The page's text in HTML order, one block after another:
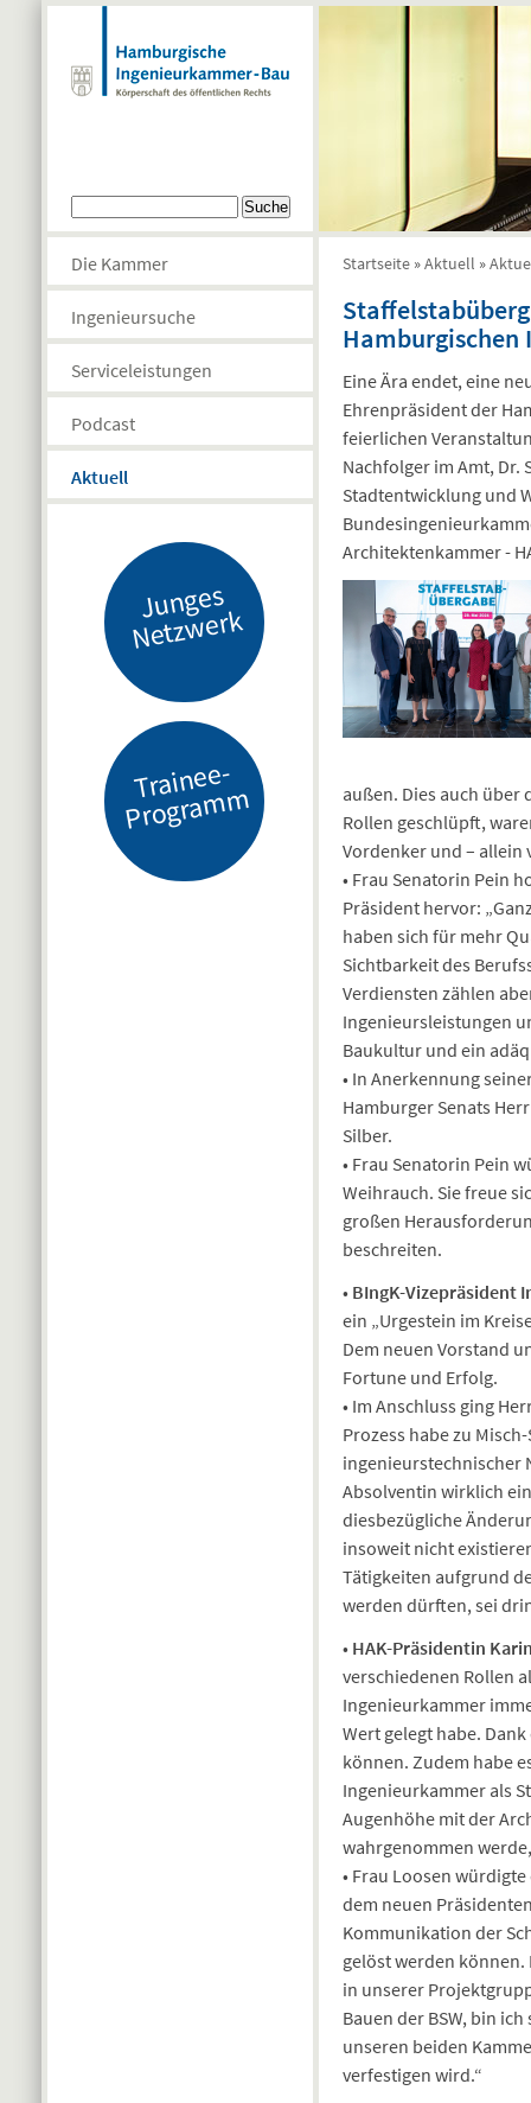
Direkt zum Inhalt
Suchformular
Die Kammer
Ingenieursuche
Serviceleistungen
Podcast
Aktuell
J
u
n
g
es
N
etz
w
er
k
Tr
ai
n
e
e-
Pr
o
gr
a
m
m
Sie sind hier
Startseite »Aktuell »
Hamburgischen
Eine Ära endet, eine
Ehrenpräsident der
feierlichen
Nachfolger im Amt,
Stadtentwicklung und
Architektenkammer -
außen. Dies auch über
Rollen geschlüpft,
Vordenker und – allein
• Frau Senatorin Pein
Präsident hervor:
haben sich für mehr
Sichtbarkeit des
Verdiensten zählen
Ingenieursleistungen
Baukultur und ein
• In Anerkennung
Hamburger Senats
Silber.
• Frau Senatorin Pein
Weihrauch. Sie freue
großen
beschreiten.
• BIngK-Vizepräsident
ein „Urgestein im
Dem neuen Vorstand
Fortune und Erfolg.
• Im Anschluss ging
Prozess habe zu
ingenieurstechnischer
Absolventin wirklich
diesbezügliche
insoweit nicht
Tätigkeiten aufgrund
werden dürften, sei
• HAK-Präsidentin
verschiedenen Rollen
Ingenieurkammer
Wert gelegt habe.
können. Zudem habe
Ingenieurkammer als
Augenhöhe mit der
wahrgenommen
• Frau Loosen
dem neuen
Kommunikation der
gelöst werden können.
in unserer
Bauen der BSW, bin
unseren beiden
verfestigen wird.“